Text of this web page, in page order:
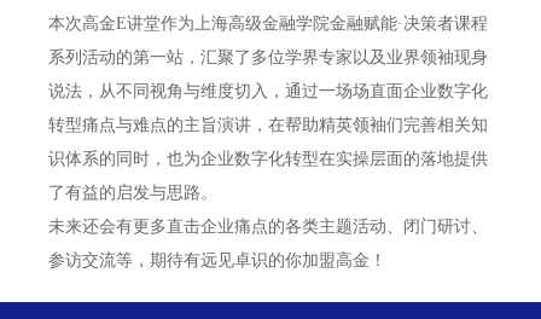
本次高金E讲堂作为上海高级金融学院金融赋能·决策者课程
系列活动的第一站，汇聚了多位学界专家以及业界领袖现身
说法，从不同视角与维度切入，通过一场场直面企业数字化
转型痛点与难点的主旨演讲，在帮助精英领袖们完善相关知
识体系的同时，也为企业数字化转型在实操层面的落地提供
了有益的启发与思路。
未来还会有更多直击企业痛点的各类主题活动、闭门研讨、
参访交流等，期待有远见卓识的你加盟高金！